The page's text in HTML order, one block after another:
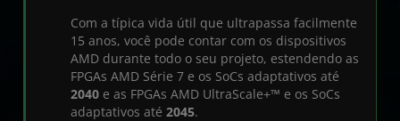
Recursos
Com a típica vida útil que ultrapassa facilmente
15 anos, você pode contar com os dispositivos
AMD durante todo o seu projeto, estendendo as
FPGAs AMD Série 7 e os SoCs adaptativos até
2040 e as FPGAs AMD UltraScale+™ e os SoCs
adaptativos até 2045.